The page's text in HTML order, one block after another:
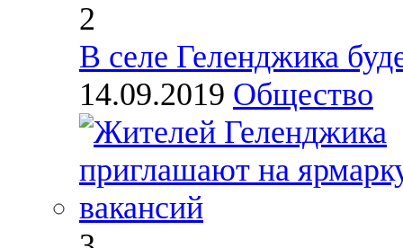
2
В селе Геленджика
14.09.2019 Общество